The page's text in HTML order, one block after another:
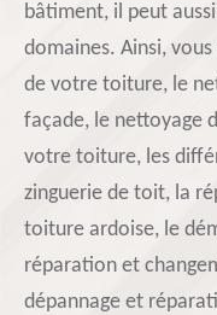
bâtiment, il peut
domaines. Ainsi,
de votre toiture, le
façade, le nettoyage
votre toiture, les
zinguerie de toit, la
toiture ardoise, le
réparation et
dépannage et